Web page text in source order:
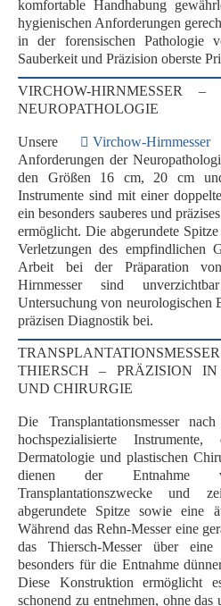
komfortable Handhabung
hygienischen Anforderungen
in der forensischen Pathologie
Sauberkeit und Präzision oberste
VIRCHOW-HIRNMESSER
NEUROPATHOLOGIE
Unsere Virchow-Hirnmesser
Anforderungen der
den Größen 16 cm, 20 cm
Instrumente sind mit einer
ein besonders sauberes und
ermöglicht. Die abgerundete Spitze
Verletzungen des empfindlichen
Arbeit bei der Präparation
Hirnmesser sind
Untersuchung von neurologischen
präzisen Diagnostik bei.
THIERSCH – PRÄZISION
UND CHIRURGIE
Die Transplantationsmesser
hochspezialisierte
Dermatologie und plastischen
dienen der Entnahme
Transplantationszwecke und
abgerundete Spitze sowie eine
Während dasRehn-Messereine
das Thiersch-Messerüber eine
besonders für die Entnahme
Diese Konstruktion ermöglicht
schonend zu entnehmen, ohne